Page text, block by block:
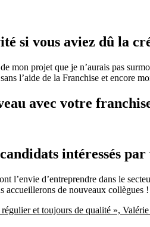
si vous aviez dû la
mon projet que je n’aurais pas
l’aide de la Franchise et encore
avec votre
intéressés
l’envie d’entreprendre dans le
accueillerons de nouveaux collègues !
et toujours de qualité »,